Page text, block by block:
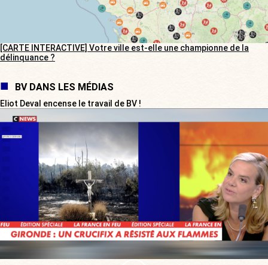
[CARTE INTERACTIVE] Votre ville est-elle une championne de la
délinquance ?
BV DANS LES MÉDIAS
Eliot Deval encense le travail de BV !